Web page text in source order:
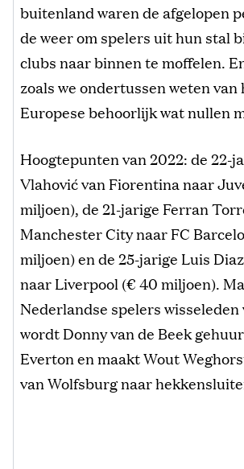
buitenland waren de afgelopen
de weer om spelers uit hun stal
clubs naar binnen te moffelen.
zoals we ondertussen weten
Europese behoorlijk wat nullen
Hoogtepunten van 2022: de 22-
Vlahović van Fiorentina naar
miljoen), de 21-jarige Ferran
Manchester City naar FC
miljoen) en de 25-jarige Luis
naar Liverpool (€ 40 miljoen).
Nederlandse spelers wisseleden
wordt Donny van de Beek
Everton en maakt Wout
van Wolfsburg naar